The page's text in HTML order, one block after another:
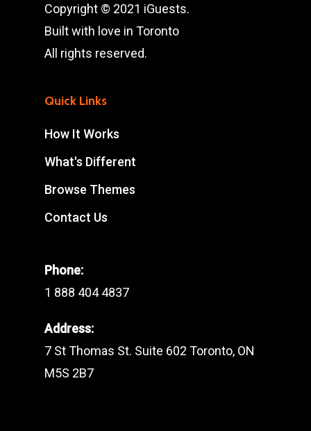
Copyright © 2021 iGuests.
Built with love in Toronto
All rights reserved.
Quick Links
How It Works
What's Different
Browse Themes
Contact Us
Phone:
1 888 404 4837
Address:
7 St Thomas St. Suite 602 Toronto, ON
M5S 2B7